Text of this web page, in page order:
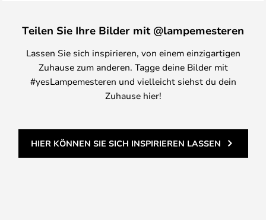
Teilen Sie Ihre Bilder mit @lampemesteren
Lassen Sie sich inspirieren, von einem einzigartigen
Zuhause zum anderen. Tagge deine Bilder mit
#yesLampemesteren und vielleicht siehst du dein
Zuhause hier!
HIER KÖNNEN SIE SICH INSPIRIEREN LASSEN